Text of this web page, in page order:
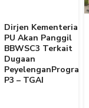
Dirjen Kementerian
PU Akan Panggil
BBWSC3 Terkait
Dugaan
PeyelenganProgram
P3 – TGAI